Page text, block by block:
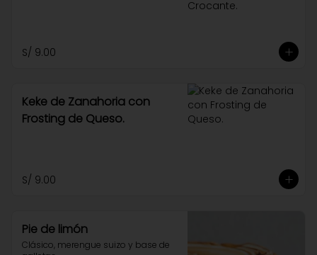
S/ 9.00
Keke de Zanahoria con
Frosting de Queso.
S/ 9.00
Pie de limón
Clásico, merengue suizo y base de